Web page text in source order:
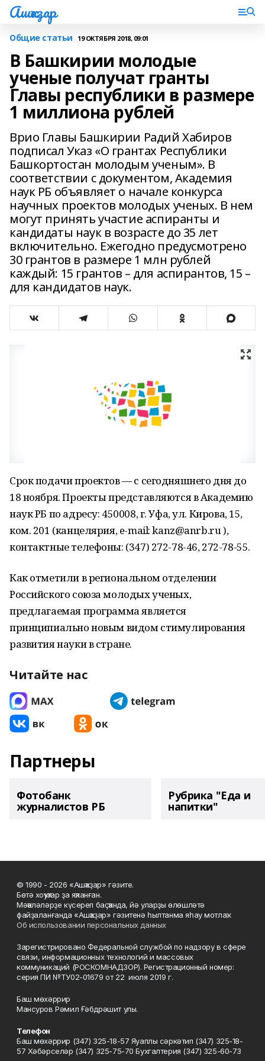
Ашҡаҙар
Общие статьи 19 ОКТЯБРЯ 2018, 09:01
В Башкирии молодые
ученые получат гранты
Главы республики в размере
1 миллиона рублей
Врио Главы Башкирии Радий Хабиров
подписал Указ «О грантах Республики
Башкортостан молодым ученым». В
соответствии с документом, Академия
наук РБ объявляет о начале конкурса
научных проектов молодых ученых. В нем
могут принять участие аспиранты и
кандидаты наук в возрасте до 35 лет
включительно. Ежегодно предусмотрено
30 грантов в размере 1 млн рублей
каждый: 15 грантов – для аспирантов, 15 –
для кандидатов наук.
Срок подачи проектов — с сегодняшнего дня до
18 ноября. Проекты представляются в Академию
наук РБ по адресу: 450008, г. Уфа, ул. Кирова, 15,
ком. 201 (канцелярия, e-mail: kanz@anrb.ru ),
контактные телефоны: (347) 272-78-46, 272-78-55.
Как отметили в региональном отделении
Российского союза молодых ученых,
предлагаемая программа является
принципиально новым видом стимулирования
развития науки в стране.
Читайте нас
Партнеры
Фотобанк
журналистов РБ
Рубрика "Еда и
напитки"
© 1990 - 2026 «Ашҡаҙар» гәзите.
Бөтә хоҡуҡтар ҙа яҡланған.
Мәҡәләләрҙе күсереп баҫҡанда, йә уларҙы өлөшләтә
файҙаланғанда «Ашҡаҙар» гәзитенә һылтанма яһау мотлаҡ.
Об использовании персональных данных
Зарегистрировано Федеральной службой по надзору в сфере
связи, информационных технологий и массовых
коммуникаций (РОСКОМНАДЗОР). Регистрационный номер:
серия ПИ №ТУ02-01679 от 22 июля 2019 г.
Баш мөхәррир
Мансуров Рәмил Ғәбдрәшит улы.
Телефон
Баш мөхәррир (347) 325-18-57 Яуаплы сәркәтип (347) 325-18-
57 Хәбәрселәр (347) 325-75-70 Бухгалтерия (347) 325-60-73